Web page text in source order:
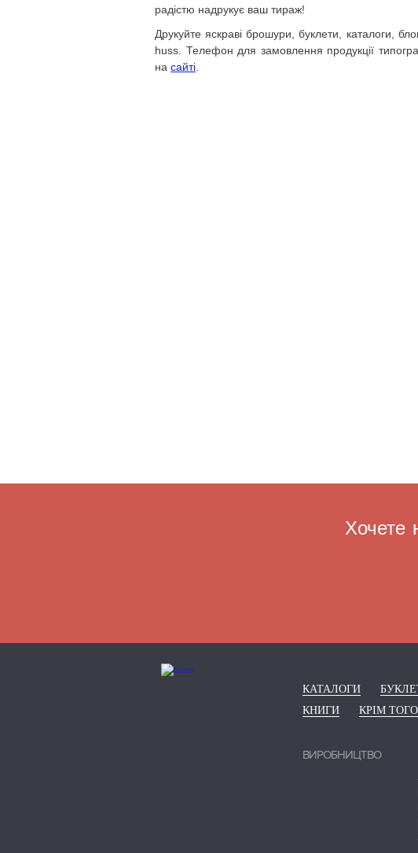
радістю надрукує ваш тираж!
Друкуйте яскраві брошури, буклети, каталоги,
huss. Телефон для замовлення продукції
на сайті
Хочете
КАТАЛОГИ
КНИГИ
КРІМ
ВИРОБНИЦТВО